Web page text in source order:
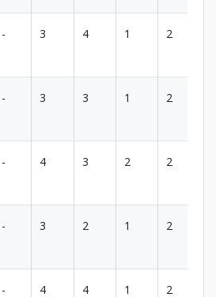
- 3 4 1 2
- 3 3 1 2
- 4 3 2 2
- 3 2 1 2
- 4 4 1 2